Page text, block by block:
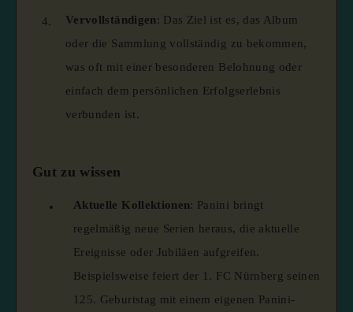
Vervollständigen: Das Ziel ist es, das Album
oder die Sammlung vollständig zu bekommen,
was oft mit einer besonderen Belohnung oder
einfach dem persönlichen Erfolgserlebnis
verbunden ist.
Gut zu wissen
Aktuelle Kollektionen: Panini bringt
regelmäßig neue Serien heraus, die aktuelle
Ereignisse oder Jubiläen aufgreifen.
Beispielsweise feiert der 1. FC Nürnberg seinen
125. Geburtstag mit einem eigenen Panini-